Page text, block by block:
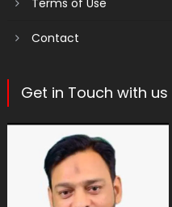
Terms of Use
Contact
Get in Touch with us